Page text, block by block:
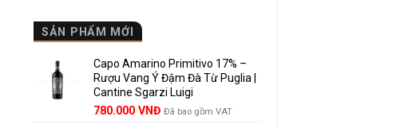
chọn
đáng
giá?
rượu
vang
Pháp
và
những
Được
Bao
Lâu?
Hướng
Dẫn
SẢN PHẨM MỚI
Capo Amarino Primitivo 17% –
Rượu Vang Ý Đậm Đà Từ Puglia |
Cantine Sgarzi Luigi
Giá
780.000 VNĐGiá
Đã bao gồm VAT